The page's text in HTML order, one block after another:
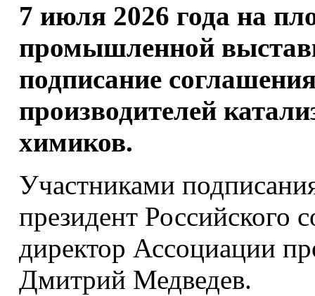
7 июля 2026 года на
промышленной
подписание
производителей
химиков.
Участниками
президент
директор Ассоциации
Дмитрий Медведев.